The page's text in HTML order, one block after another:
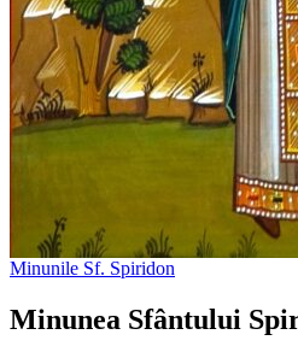
Minunile Sf. Spiridon
Minunea Sfântului